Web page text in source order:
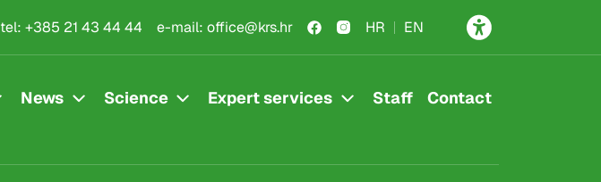
tel: +385 21 43 44 44 e-mail: office@krs.hr HR EN
News Science Expert services Staff Contact